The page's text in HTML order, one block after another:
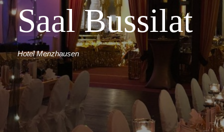
Saal Bussilat
Hotel Menzhausen